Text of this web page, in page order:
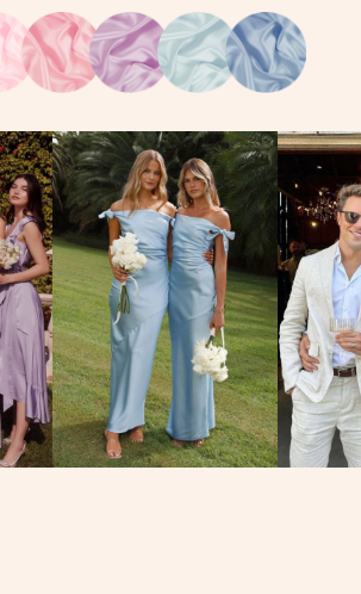
Если у вас возникнут
можете обращаться
свидетельнице Катерине
+49 176 61 447 416
Написать